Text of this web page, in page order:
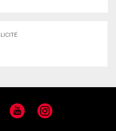
YouTube Instagram